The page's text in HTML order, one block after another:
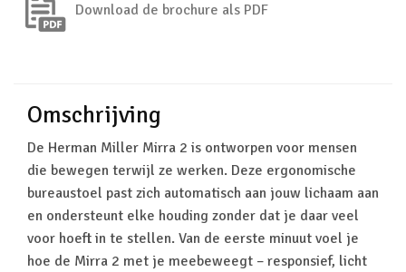
Download de brochure als PDF
Omschrijving
De Herman Miller Mirra 2 is ontworpen voor mensen
die bewegen terwijl ze werken. Deze ergonomische
bureaustoel past zich automatisch aan jouw lichaam aan
en ondersteunt elke houding zonder dat je daar veel
voor hoeft in te stellen. Van de eerste minuut voel je
hoe de Mirra 2 met je meebeweegt – responsief, licht